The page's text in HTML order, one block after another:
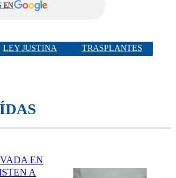
EN
LEY JUSTINA TRASPLANTES
EN
A